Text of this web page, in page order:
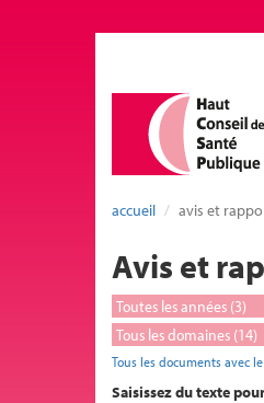
accueil avis et
Avis et
Tous les documents avec
Saisissez du texte